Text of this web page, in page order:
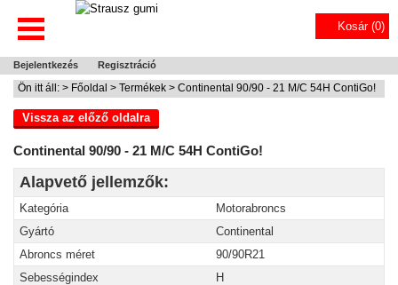
Kosár (0)
Bejelentkezés Regisztráció
Ön itt áll: > Főoldal > Termékek > Continental 90/90 - 21 M/C 54H ContiGo!
Vissza az előző oldalra
Continental 90/90 - 21 M/C 54H ContiGo!
Alapvető jellemzők:
Kategória
Motorabroncs
Gyártó
Continental
Abroncs méret
90/90R21
Sebességindex
H